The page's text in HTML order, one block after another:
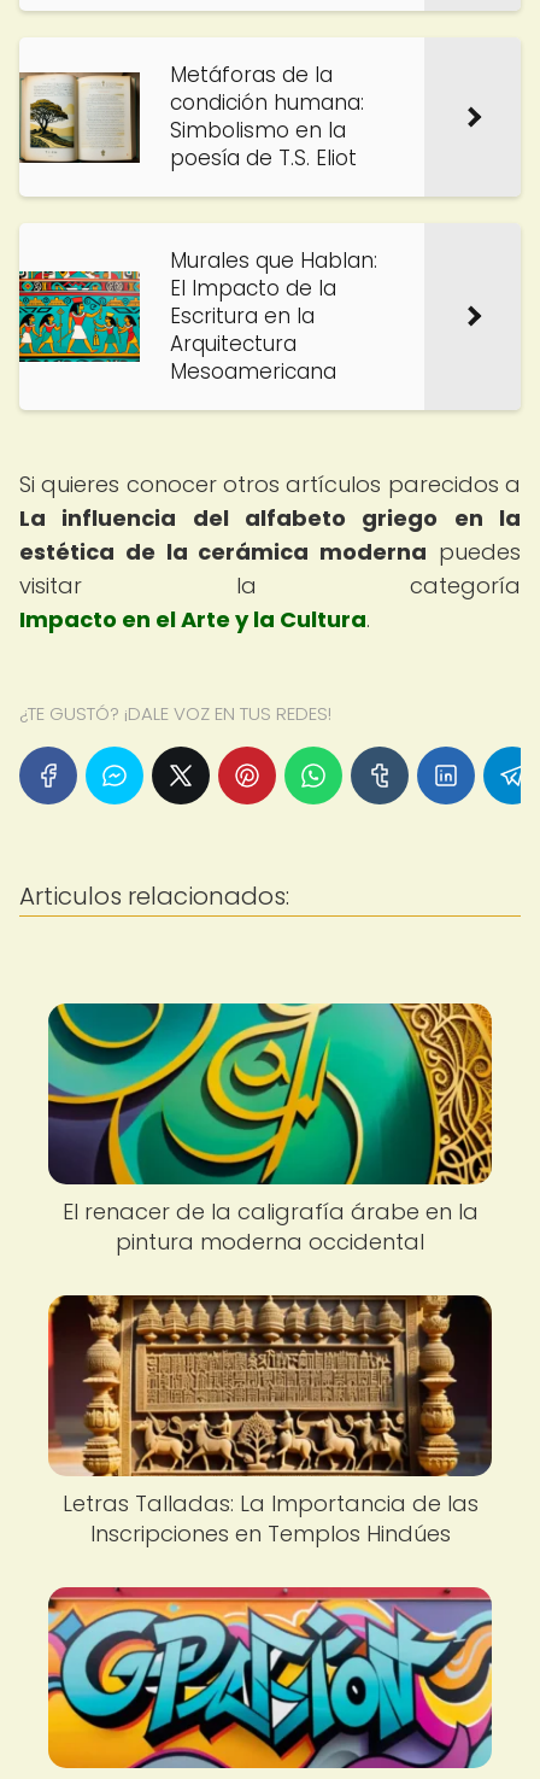
Metáforas de la
condición humana:
Simbolismo en la
poesía de T.S. Eliot
Murales que Hablan:
El Impacto de la
Escritura en la
Arquitectura
Mesoamericana
Si quieres conocer otros artículos parecidos a
La influencia del alfabeto griego en la
estética de la cerámica moderna puedes
visitar la categoría
Impacto en el Arte y la Cultura.
¿TE GUSTÓ? ¡DALE VOZ EN TUS REDES!
Articulos relacionados:
El renacer de la caligrafía árabe en la
pintura moderna occidental
Letras Talladas: La Importancia de las
Inscripciones en Templos Hindúes